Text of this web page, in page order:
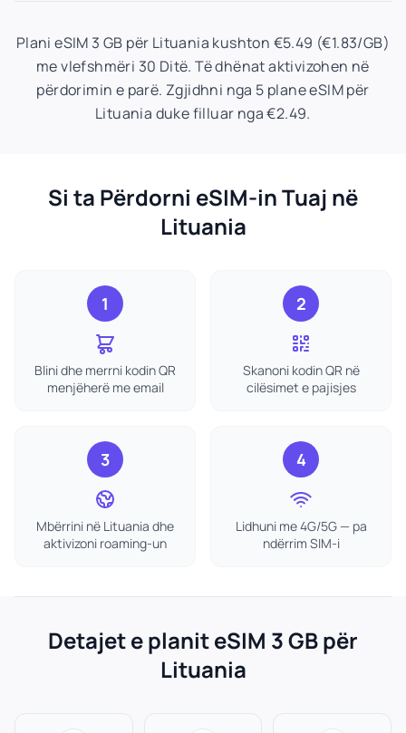
Plani eSIM 3 GB për Lituania kushton €5.49 (€1.83/GB)
me vlefshmëri 30 Ditë. Të dhënat aktivizohen në
përdorimin e parë. Zgjidhni nga 5 plane eSIM për
Lituania duke filluar nga €2.49.
Si ta Përdorni eSIM-in Tuaj në
Lituania
1
Blini dhe merrni kodin QR
menjëherë me email
2
Skanoni kodin QR në
cilësimet e pajisjes
3
Mbërrini në Lituania dhe
aktivizoni roaming-un
4
Lidhuni me 4G/5G — pa
ndërrim SIM-i
Detajet e planit eSIM 3 GB për
Lituania